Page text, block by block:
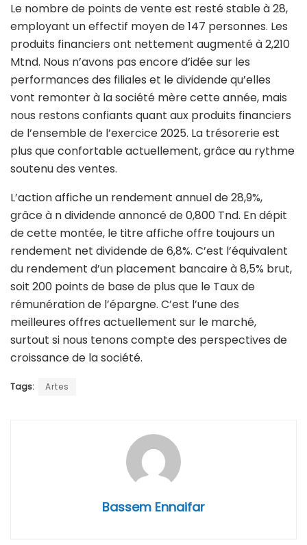
Le nombre de points de vente est resté stable à 28,
employant un effectif moyen de 147 personnes. Les
produits financiers ont nettement augmenté à 2,210
Mtnd. Nous n’avons pas encore d’idée sur les
performances des filiales et le dividende qu’elles
vont remonter à la société mère cette année, mais
nous restons confiants quant aux produits financiers
de l’ensemble de l’exercice 2025. La trésorerie est
plus que confortable actuellement, grâce au rythme
soutenu des ventes.
L’action affiche un rendement annuel de 28,9%,
grâce à n dividende annoncé de 0,800 Tnd. En dépit
de cette montée, le titre affiche offre toujours un
rendement net dividende de 6,8%. C’est l’équivalent
du rendement d’un placement bancaire à 8,5% brut,
soit 200 points de base de plus que le Taux de
rémunération de l’épargne. C’est l’une des
meilleures offres actuellement sur le marché,
surtout si nous tenons compte des perspectives de
croissance de la société.
Tags: Artes
Bassem Ennaifar